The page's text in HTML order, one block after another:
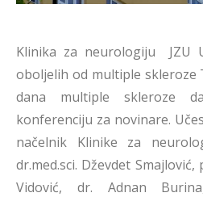
Klinika za neurologiju JZU
oboljelih od multiple skleroze
dana multiple skleroze
konferenciju za novinare.
načelnik Klinike za
dr.med.sci. Dževdet
Vidović, dr. Adnan